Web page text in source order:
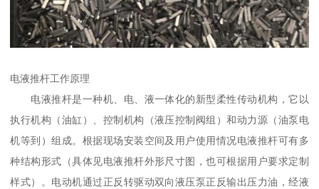
电液推杆工作原理
电液推杆是一种机、电、液一体化的新型柔性传动机构，它以
执行机构（油缸）、控制机构（液压控制阀组）和动力源（油泵电
机等到）组成。根据现场安装空间及用户使用情况电液推杆可有多
种结构形式（具体见电液推杆外形尺寸图，也可根据用户要求定制
样式）。电动机通过正反转驱动双向液压泵正反输出压力油，经液